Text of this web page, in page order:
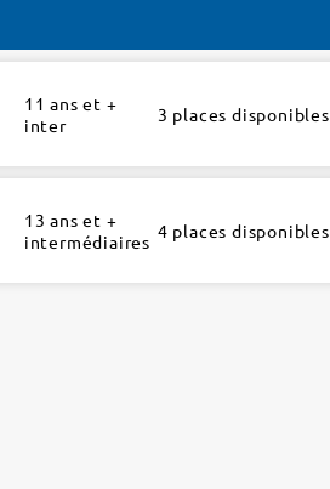
11 ans et +
inter
3 places disponibles
13 ans et +
intermédiaires 4 places disponibles